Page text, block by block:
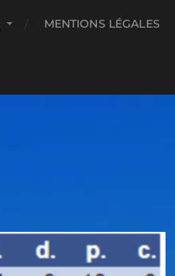
MENTIONS LÉGALES